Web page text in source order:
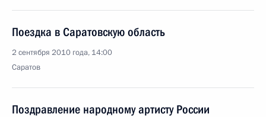
Поездка в Саратовскую область
2 сентября 2010 года, 14:00
Саратов
Поздравление народному артисту России